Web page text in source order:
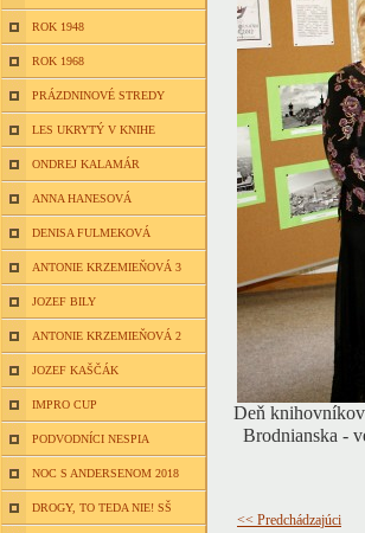
ROK 1948
ROK 1968
PRÁZDNINOVÉ STREDY
LES UKRYTÝ V KNIHE
ONDREJ KALAMÁR
ANNA HANESOVÁ
DENISA FULMEKOVÁ
ANTONIE KRZEMIEŇOVÁ 3
JOZEF BILY
ANTONIE KRZEMIEŇOVÁ 2
JOZEF KAŠČÁK
IMPRO CUP
PODVODNÍCI NESPIA
NOC S ANDERSENOM 2018
DROGY, TO TEDA NIE! SŠ
Deň
Brodnianska -
<< Predchádzajúci